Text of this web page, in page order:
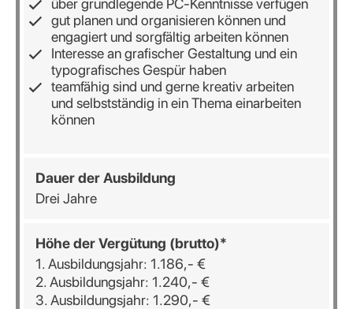
über grundlegende PC-Kenntnisse verfügen
gut planen und organisieren können und
engagiert und sorgfältig arbeiten können
Interesse an grafischer Gestaltung und ein
typografisches Gespür haben
teamfähig sind und gerne kreativ arbeiten
und selbstständig in ein Thema einarbeiten
können
Dauer der Ausbildung
Drei Jahre
Höhe der Vergütung (brutto)*
1. Ausbildungsjahr: 1.186,- €
2. Ausbildungsjahr: 1.240,- €
3. Ausbildungsjahr: 1.290,- €